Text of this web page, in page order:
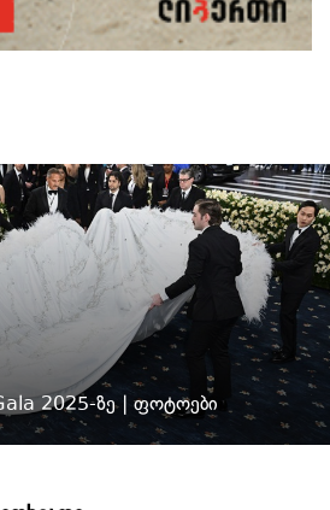
2025-ზე | ფოტოები